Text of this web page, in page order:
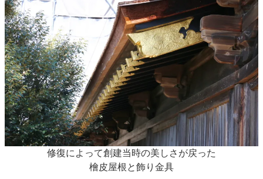
修復によって創建当時の美しさが戻った
檜皮屋根と飾り金具